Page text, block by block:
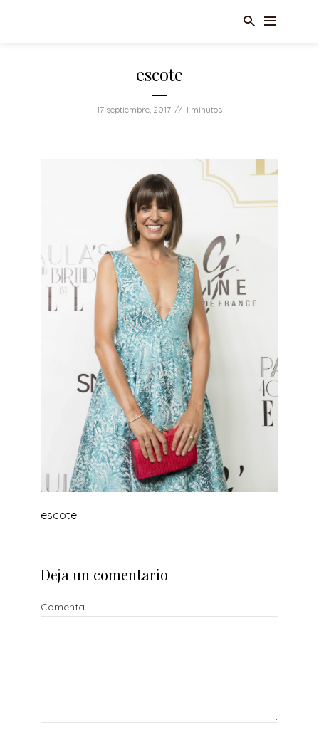
escote
17 septiembre, 2017 1 minutos
escote
Deja un comentario
Comenta